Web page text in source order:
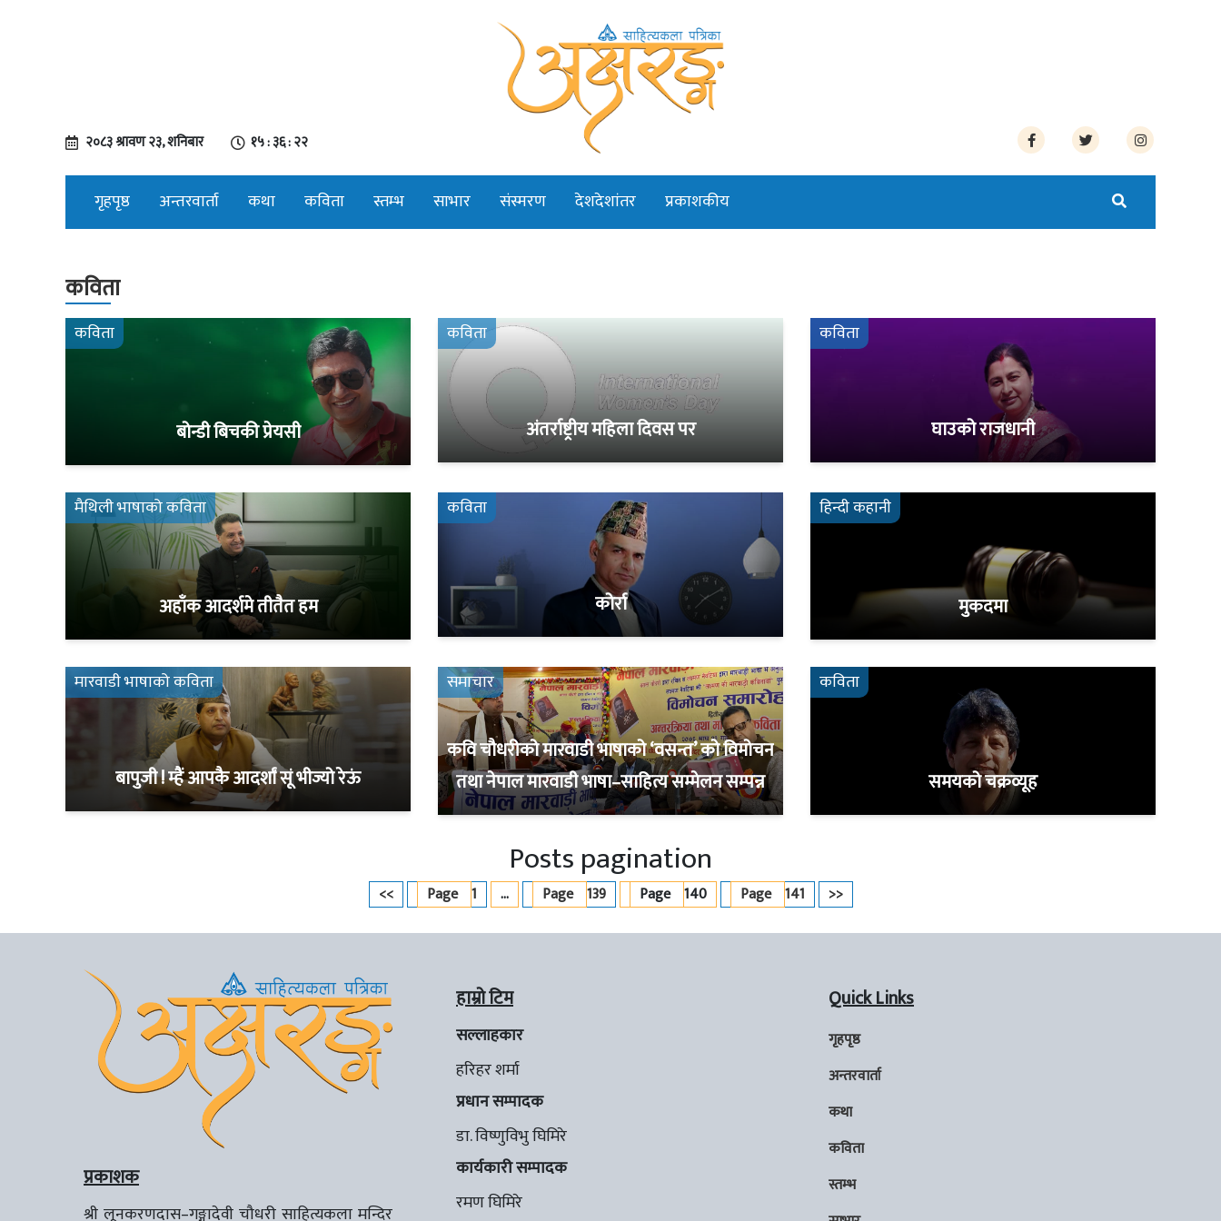
२०८३ श्रावण २३, शनिबार १५ : ३६ : २२
गृहपृष्ठ अन्तरवार्ता कथा कविता स्तम्भ साभार संस्मरण देशदेशांतर प्रकाशकीय
कविता
कविता
बोन्डी बिचकी प्रेयसी
कविता
अंतर्राष्ट्रीय महिला दिवस पर
कविता
घाउको राजधानी
मैथिली भाषाको कविता
अहाँक आदर्शमे तीतैत हम
कविता
कोर्रा
हिन्दी कहानी
मुकदमा
मारवाडी भाषाको कविता
बापुजी ! म्हैं आपकै आदर्शां सूं भीज्यो रेऊं
समाचार
कवि चौधरीको मारवाडी भाषाको ‘वसन्त’ को विमोचन
तथा नेपाल मारवाडी भाषा–साहित्य सम्मेलन सम्पन्न
कविता
समयको चक्रव्यूह
Posts pagination
<< Page 1 … Page 139 Page 140 Page 141 >>
प्रकाशक
श्री लूनकरणदास–गङ्गादेवी चौधरी साहित्यकला मन्दिर
हाम्रो टिम
सल्लाहकार
हरिहर शर्मा
प्रधान सम्पादक
डा. विष्णुविभु घिमिरे
कार्यकारी सम्पादक
रमण घिमिरे
Quick Links
गृहपृष्ठ
अन्तरवार्ता
कथा
कविता
स्तम्भ